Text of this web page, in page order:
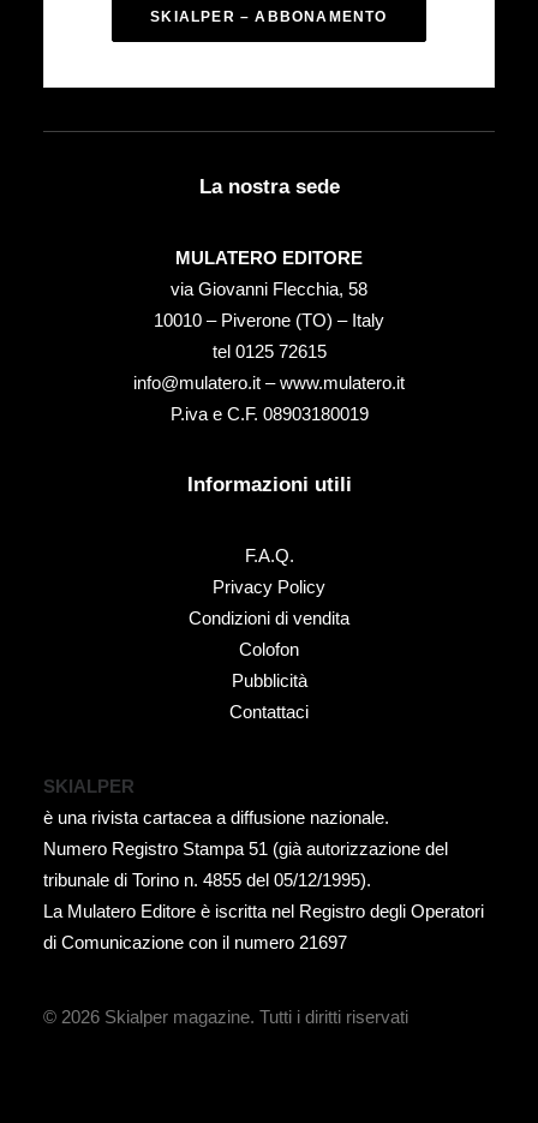
SKIALPER – ABBONAMENTO
La nostra sede
MULATERO EDITORE
via Giovanni Flecchia, 58
10010 – Piverone (TO) – Italy
tel ‭0125 72615‬
info@mulatero.it –www.mulatero.it
P.iva e C.F. 08903180019
Informazioni utili
F.A.Q.
Privacy Policy
Condizioni di vendita
Colofon
Pubblicità
Contattaci
SKIALPER
è una rivista cartacea a diffusione nazionale.
Numero Registro Stampa 51 (già autorizzazione del
tribunale di Torino n. 4855 del 05/12/1995).
La Mulatero Editore è iscritta nel Registro degli Operatori
di Comunicazione con il numero 21697
© 2026 Skialper magazine. Tutti i diritti riservati